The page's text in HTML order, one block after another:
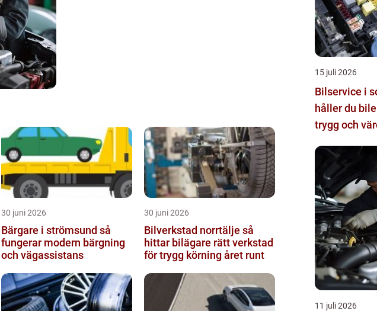
30 juni 2026
Bärgare i strömsund så
fungerar modern bärgning
och vägassistans
30 juni 2026
Bilverkstad norrtälje så
hittar bilägare rätt verkstad
för trygg körning året runt
15 juli 2026
Bilservice i
håller du
trygg och
11 juli 2026